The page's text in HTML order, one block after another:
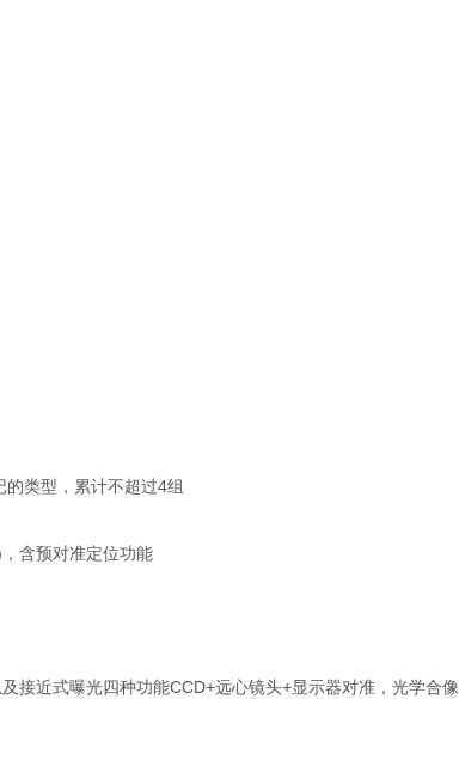
类型，累计不超过4组
含预对准定位功能
近式曝光四种功能CCD+远心镜头+显示器对准，光学合像